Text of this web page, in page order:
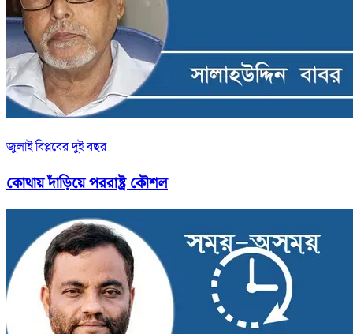
জুলাই বিপ্লবের দুই বছর
কোথায় দাঁড়িয়ে পররাষ্ট্র কৌশল